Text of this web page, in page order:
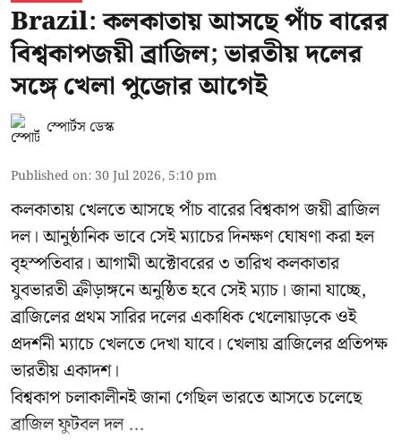
Brazil: কলকাতায় আসছে পাঁচ বারের
বিশ্বকাপজয়ী ব্রাজিল; ভারতীয় দলের
সঙ্গে খেলা পুজোর আগেই
স্পোর্টস ডেস্ক
Published on: 30 Jul 2026, 5:10 pm
কলকাতায় খেলতে আসছে পাঁচ বারের বিশ্বকাপ জয়ী ব্রাজিল
দল। আনুষ্ঠানিক ভাবে সেই ম্যাচের দিনক্ষণ ঘোষণা করা হল
বৃহস্পতিবার। আগামী অক্টোবরের ৩ তারিখ কলকাতার
যুবভারতী ক্রীড়াঙ্গনে অনুষ্ঠিত হবে সেই ম্যাচ। জানা যাচ্ছে,
ব্রাজিলের প্রথম সারির দলের একাধিক খেলোয়াড়কে ওই
প্রদর্শনী ম্যাচে খেলতে দেখা যাবে। খেলায় ব্রাজিলের প্রতিপক্ষ
ভারতীয় একাদশ।
বিশ্বকাপ চলাকালীনই জানা গেছিল ভারতে আসতে চলেছে
ব্রাজিল ফুটবল দল ...